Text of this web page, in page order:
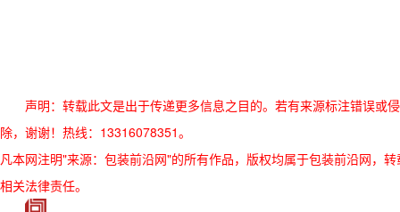
声明：转载此文是出于传递更多信息之目的。若有来源标注错误或
除，谢谢！热线：13316078351。
凡本网注明"来源：包装前沿网"的所有作品，版权均属于包装前沿网，
相关法律责任。